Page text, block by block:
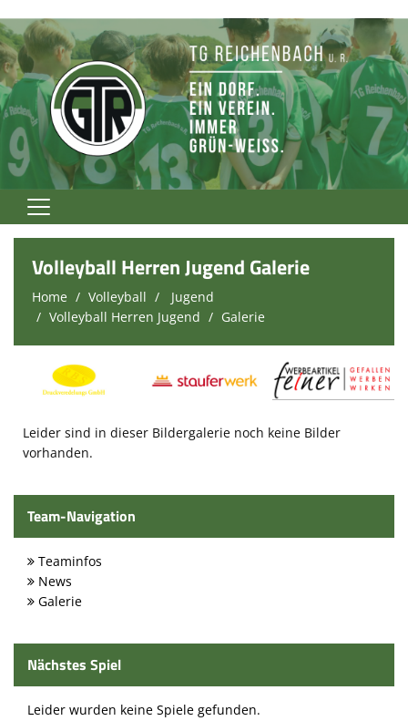
Home
TG Rockt!
Vereinsnews
Fußball
Volleyball
Sport - Kids
Sport - Frauen
Sport - Männer
Moschdschlozer
Volleyball Herren Jugend Galerie
Home Volleyball
Jugend
Volleyball Herren Jugend
Galerie
Leider sind in dieser Bildergalerie noch keine Bilder
vorhanden.
Team-Navigation
Teaminfos
News
Galerie
Nächstes Spiel
Leider wurden keine Spiele gefunden.